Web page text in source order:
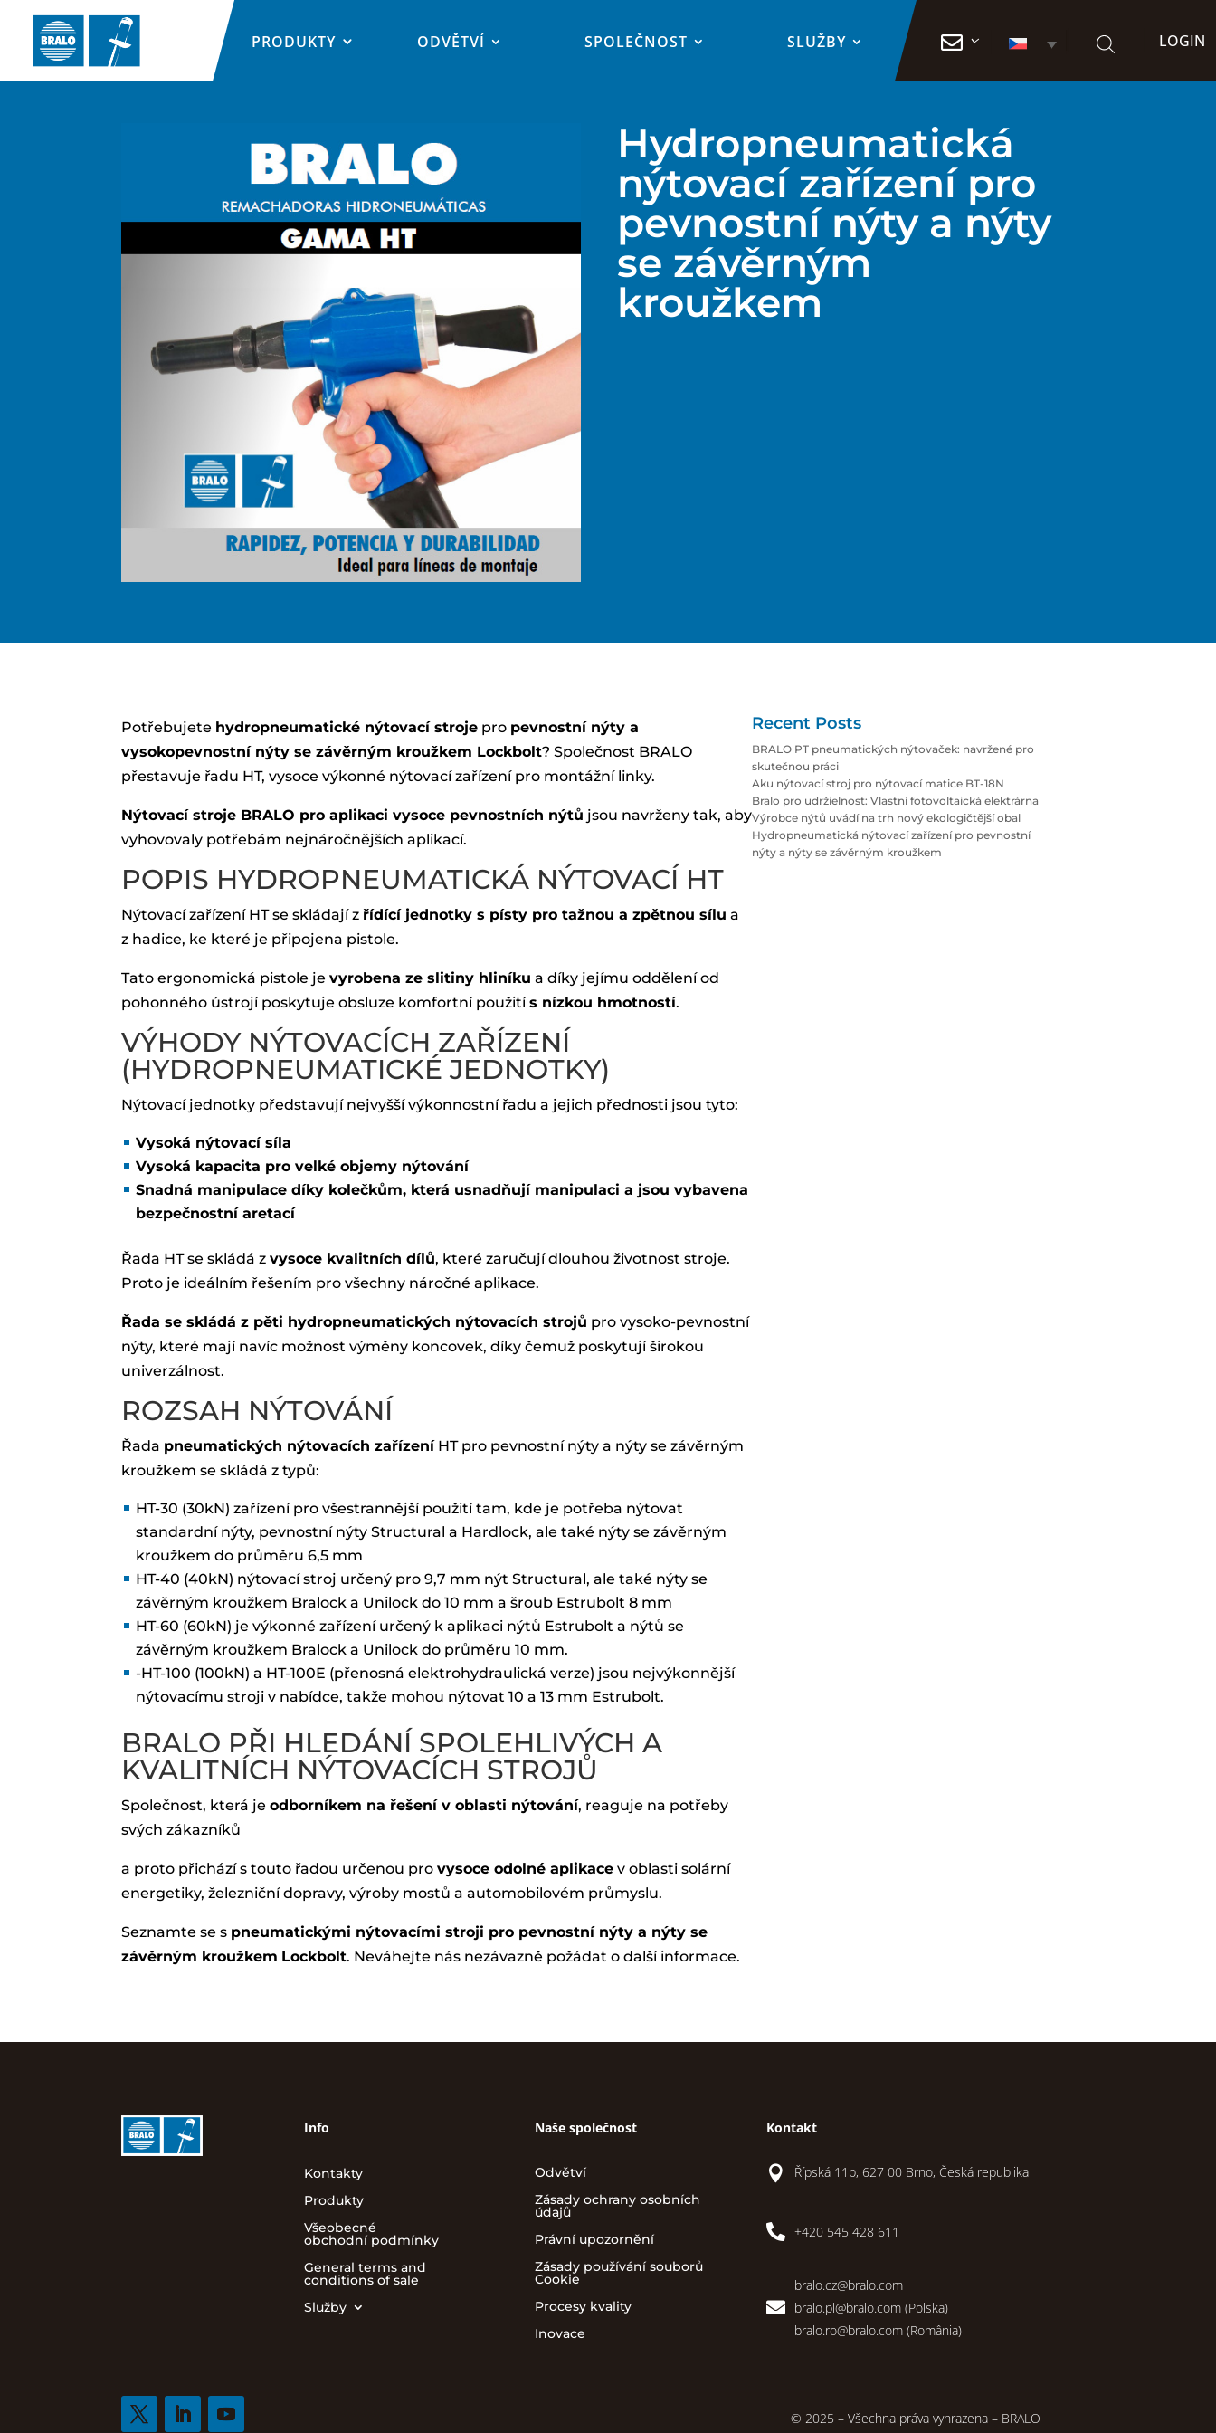
PRODUKTY ODVĚTVÍ SPOLEČNOST SLUŽBY  LOGIN
Hydropneumatická
nýtovací zařízení pro
pevnostní nýty a nýty
se závěrným
kroužkem
Potřebujete hydropneumatické nýtovací stroje pro pevnostní nýty a
vysokopevnostní nýty se závěrným kroužkem Lockbolt? Společnost BRALO
přestavuje řadu HT, vysoce výkonné nýtovací zařízení pro montážní linky.
Nýtovací stroje BRALO pro aplikaci vysoce pevnostních nýtů jsou navrženy tak, aby
vyhovovaly potřebám nejnáročnějších aplikací.
POPIS HYDROPNEUMATICKÁ NÝTOVACÍ HT
Nýtovací zařízení HT se skládají z řídící jednotky s písty pro tažnou a zpětnou sílu a
z hadice, ke které je připojena pistole.
Tato ergonomická pistole jevyrobena ze slitiny hliníku a díky jejímu oddělení od
pohonného ústrojí poskytuje obsluze komfortní použitís nízkou hmotností.
VÝHODY NÝTOVACÍCH ZAŘÍZENÍ
(HYDROPNEUMATICKÉ JEDNOTKY)
Nýtovací jednotky představují nejvyšší výkonnostní řadu a jejich přednosti jsou tyto:
Vysoká nýtovací síla
Vysoká kapacita pro velké objemy nýtování
Snadná manipulace díky kolečkům, která usnadňují manipulaci a jsou vybavena
bezpečnostní aretací
Řada HT se skládá zvysoce kvalitních dílů, které zaručují dlouhou životnost stroje.
Proto je ideálním řešením pro všechny náročné aplikace.
Řada se skládá z pěti hydropneumatických nýtovacích strojů pro vysoko-pevnostní
nýty, které mají navíc možnost výměny koncovek, díky čemuž poskytují širokou
univerzálnost.
ROZSAH NÝTOVÁNÍ
Řada pneumatických nýtovacích zařízeníHT pro pevnostní nýty a nýty se závěrným
kroužkem se skládá z typů:
HT-30 (30kN) zařízení pro všestrannější použití tam, kde je potřeba nýtovat
standardní nýty, pevnostní nýty Structural a Hardlock, ale také nýty se závěrným
kroužkem do průměru 6,5 mm
HT-40 (40kN) nýtovací stroj určený pro 9,7 mm nýt Structural, ale také nýty se
závěrným kroužkem Bralock a Unilock do 10 mm a šroub Estrubolt 8 mm
HT-60 (60kN) je výkonné zařízení určený k aplikaci nýtů Estrubolt a nýtů se
závěrným kroužkem Bralock a Unilock do průměru 10 mm.
-HT-100 (100kN) a HT-100E (přenosná elektrohydraulická verze) jsou nejvýkonnější
nýtovacímu stroji v nabídce, takže mohou nýtovat 10 a 13 mm Estrubolt.
BRALO PŘI HLEDÁNÍ SPOLEHLIVÝCH A
KVALITNÍCH NÝTOVACÍCH STROJŮ
Společnost, která jeodborníkem na řešení v oblasti nýtování, reaguje na potřeby
svých zákazníků
a proto přichází s touto řadou určenou provysoce odolné aplikace v oblasti solární
energetiky, železniční dopravy, výroby mostů a automobilovém průmyslu.
Seznamte se s pneumatickými nýtovacími stroji pro pevnostní nýty a nýty se
závěrným kroužkem Lockbolt. Neváhejte nás nezávazně požádat o další informace.
Recent Posts
BRALO PT pneumatických nýtovaček: navržené pro
skutečnou práci
Aku nýtovací stroj pro nýtovací matice BT-18N
Bralo pro udržielnost: Vlastní fotovoltaická elektrárna
Výrobce nýtů uvádí na trh nový ekologičtější obal
Hydropneumatická nýtovací zařízení pro pevnostní
nýty a nýty se závěrným kroužkem
Info
Kontakty
Produkty
Všeobecné
obchodní podmínky
General terms and
conditions of sale
Služby
Naše společnost
Odvětví
Zásady ochrany osobních
údajů
Právní upozornění
Zásady používání souborů
Cookie
Procesy kvality
Inovace
Kontakt
 Řípská 11b, 627 00 Brno, Česká republika
 +420 545 428 611

bralo.cz@bralo.com
bralo.pl@bralo.com(Polska)
bralo.ro@bralo.com(România)
© 2025 – Všechna práva vyhrazena – BRALO